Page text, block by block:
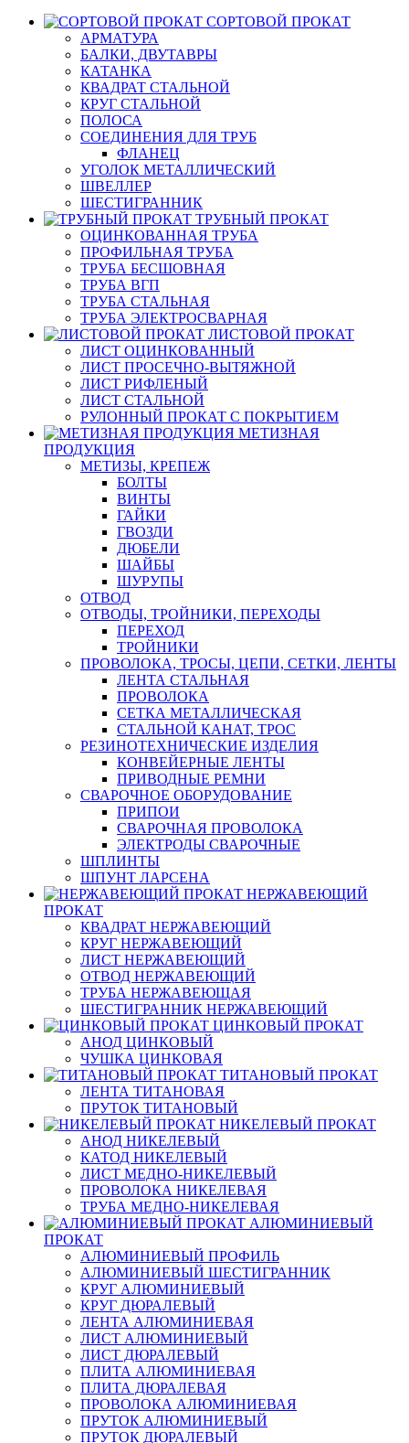
СОРТОВОЙ ПРОКАТ
АРМАТУРА
БАЛКИ, ДВУТАВРЫ
КАТАНКА
КВАДРАТ СТАЛЬНОЙ
КРУГ СТАЛЬНОЙ
ПОЛОСА
СОЕДИНЕНИЯ ДЛЯ ТРУБ
ФЛАНЕЦ
УГОЛОК МЕТАЛЛИЧЕСКИЙ
ШВЕЛЛЕР
ШЕСТИГРАННИК
ТРУБНЫЙ ПРОКАТ
ОЦИНКОВАННАЯ ТРУБА
ПРОФИЛЬНАЯ ТРУБА
ТРУБА БЕСШОВНАЯ
ТРУБА ВГП
ТРУБА СТАЛЬНАЯ
ТРУБА ЭЛЕКТРОСВАРНАЯ
ЛИСТОВОЙ ПРОКАТ
ЛИСТ ОЦИНКОВАННЫЙ
ЛИСТ ПРОСЕЧНО-ВЫТЯЖНОЙ
ЛИСТ РИФЛЕНЫЙ
ЛИСТ СТАЛЬНОЙ
РУЛОННЫЙ ПРОКАТ С ПОКРЫТИЕМ
МЕТИЗНАЯ
ПРОДУКЦИЯ
МЕТИЗЫ, КРЕПЕЖ
БОЛТЫ
ВИНТЫ
ГАЙКИ
ГВОЗДИ
ДЮБЕЛИ
ШАЙБЫ
ШУРУПЫ
ОТВОД
ОТВОДЫ, ТРОЙНИКИ, ПЕРЕХОДЫ
ПЕРЕХОД
ТРОЙНИКИ
ПРОВОЛОКА, ТРОСЫ, ЦЕПИ, СЕТКИ, ЛЕНТЫ
ЛЕНТА СТАЛЬНАЯ
ПРОВОЛОКА
СЕТКА МЕТАЛЛИЧЕСКАЯ
СТАЛЬНОЙ КАНАТ, ТРОС
РЕЗИНОТЕХНИЧЕСКИЕ ИЗДЕЛИЯ
КОНВЕЙЕРНЫЕ ЛЕНТЫ
ПРИВОДНЫЕ РЕМНИ
СВАРОЧНОЕ ОБОРУДОВАНИЕ
ПРИПОИ
СВАРОЧНАЯ ПРОВОЛОКА
ЭЛЕКТРОДЫ СВАРОЧНЫЕ
ШПЛИНТЫ
ШПУНТ ЛАРСЕНА
НЕРЖАВЕЮЩИЙ
ПРОКАТ
КВАДРАТ НЕРЖАВЕЮЩИЙ
КРУГ НЕРЖАВЕЮЩИЙ
ЛИСТ НЕРЖАВЕЮЩИЙ
ОТВОД НЕРЖАВЕЮЩИЙ
ТРУБА НЕРЖАВЕЮЩАЯ
ШЕСТИГРАННИК НЕРЖАВЕЮЩИЙ
ЦИНКОВЫЙ ПРОКАТ
АНОД ЦИНКОВЫЙ
ЧУШКА ЦИНКОВАЯ
ТИТАНОВЫЙ ПРОКАТ
ЛЕНТА ТИТАНОВАЯ
ПРУТОК ТИТАНОВЫЙ
НИКЕЛЕВЫЙ ПРОКАТ
АНОД НИКЕЛЕВЫЙ
КАТОД НИКЕЛЕВЫЙ
ЛИСТ МЕДНО-НИКЕЛЕВЫЙ
ПРОВОЛОКА НИКЕЛЕВАЯ
ТРУБА МЕДНО-НИКЕЛЕВАЯ
АЛЮМИНИЕВЫЙ
ПРОКАТ
АЛЮМИНИЕВЫЙ ПРОФИЛЬ
АЛЮМИНИЕВЫЙ ШЕСТИГРАННИК
КРУГ АЛЮМИНИЕВЫЙ
КРУГ ДЮРАЛЕВЫЙ
ЛЕНТА АЛЮМИНИЕВАЯ
ЛИСТ АЛЮМИНИЕВЫЙ
ЛИСТ ДЮРАЛЕВЫЙ
ПЛИТА АЛЮМИНИЕВАЯ
ПЛИТА ДЮРАЛЕВАЯ
ПРОВОЛОКА АЛЮМИНИЕВАЯ
ПРУТОК АЛЮМИНИЕВЫЙ
ПРУТОК ДЮРАЛЕВЫЙ